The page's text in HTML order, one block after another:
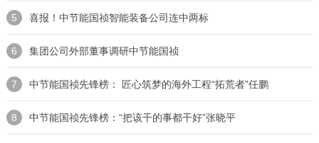
5 喜报！中节能国祯智能装备公司连中两标
6 集团公司外部董事调研中节能国祯
7 中节能国祯先锋榜： 匠心筑梦的海外工程“拓荒者”任鹏
8 中节能国祯先锋榜：“把该干的事都干好”张晓平